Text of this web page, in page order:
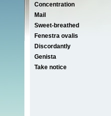
Concentration
Mail
Sweet-breathed
Fenestra ovalis
Discordantly
Genista
Take notice